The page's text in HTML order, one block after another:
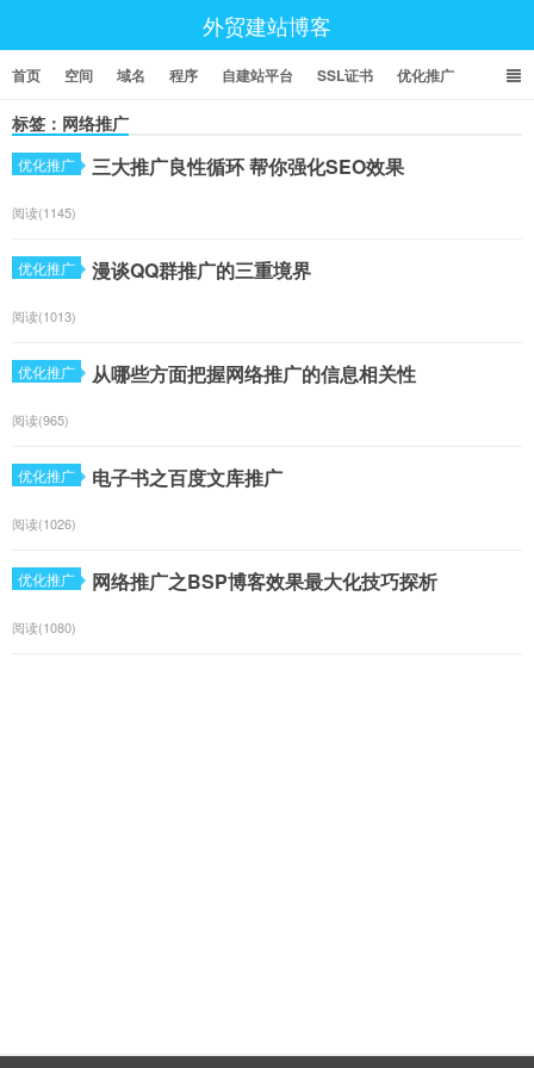
外贸建站博客
首页 空间 域名 程序 自建站平台 SSL证书 优化推广
标签：网络推广
优化推广 三大推广良性循环 帮你强化SEO效果
阅读(1145)
优化推广 漫谈QQ群推广的三重境界
阅读(1013)
优化推广 从哪些方面把握网络推广的信息相关性
阅读(965)
优化推广 电子书之百度文库推广
阅读(1026)
优化推广 网络推广之BSP博客效果最大化技巧探析
阅读(1080)